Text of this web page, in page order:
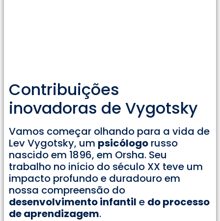
Contribuições
inovadoras de Vygotsky
Vamos começar olhando para a vida de
Lev Vygotsky, um psicólogo russo
nascido em 1896, em Orsha. Seu
trabalho no início do século XX teve um
impacto profundo e duradouro em
nossa compreensão do
desenvolvimento infantil e do processo
de aprendizagem.